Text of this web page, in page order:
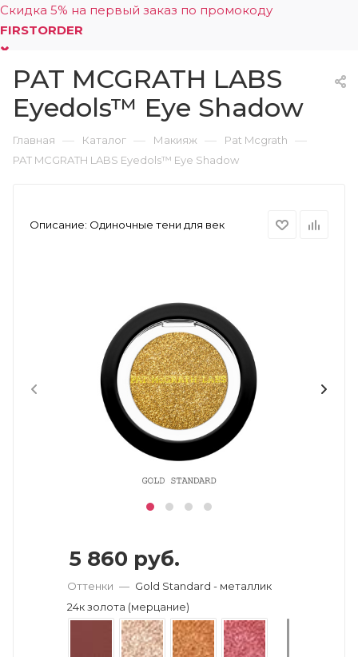
Скидка 5% на первый заказ по промокоду
FIRSTORDER
0
PAT MCGRATH LABS
Eyedols™ Eye Shadow
Главная — Каталог — Макияж — Pat Mcgrath —
PAT MCGRATH LABS Eyedols™ Eye Shadow
Описание: Одиночные тени для век
5 860 руб.
Оттенки — Gold Standard - металлик
24к золота (мерцание)